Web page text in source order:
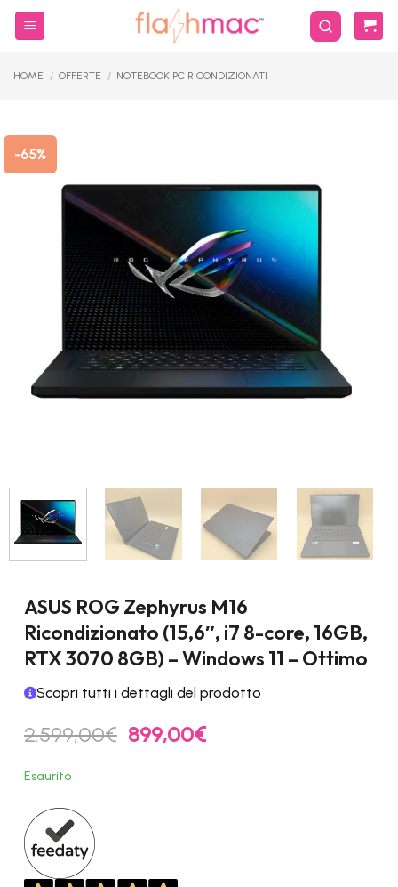
Salta
HOME / OFFERTE / NOTEBOOK PC RICONDIZIONATI
-65%
ASUS ROG Zephyrus M16
Ricondizionato (15,6″, i7 8-core, 16GB,
RTX 3070 8GB) – Windows 11 – Ottimo
Scopri tutti i dettagli del prodotto
2.599,00€ Il
prezzo
899,00€Il
Esaurito